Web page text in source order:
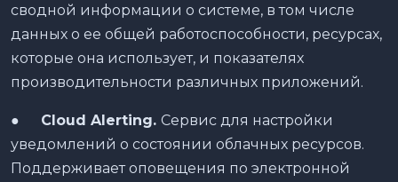
сводной информации о системе, в том числе
данных о ее общей работоспособности, ресурсах,
которые она использует, и показателях
производительности различных приложений.
● Cloud Alerting. Сервис для настройки
уведомлений о состоянии облачных ресурсов.
Поддерживает оповещения по электронной